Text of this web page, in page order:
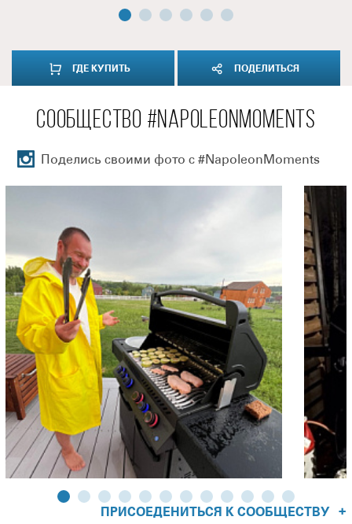
ГДЕ КУПИТЬ ПОДЕЛИТЬСЯ
СООБЩЕСТВО #NAPOLEONMOMENTS
Поделись своими фото с #NapoleonMoments
ПРИСОЕДЕНИТЬСЯ К СООБЩЕСТВУ +